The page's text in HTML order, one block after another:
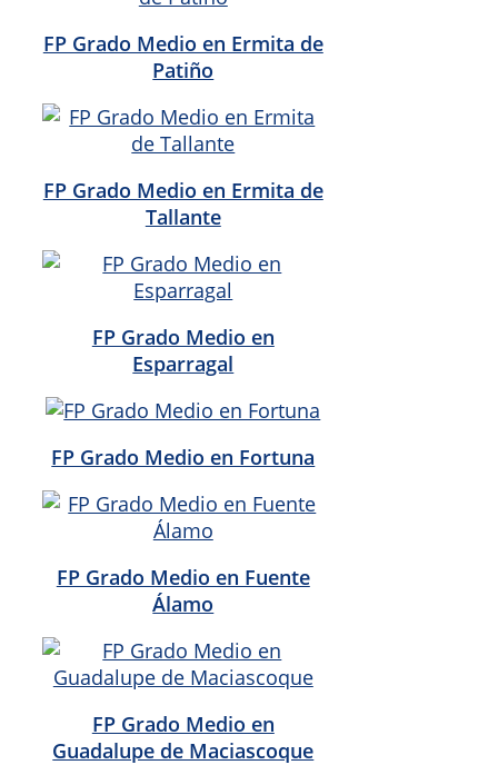
FP Grado Medio en Ermita de
Patiño
FP Grado Medio en Ermita de
Tallante
FP Grado Medio en
Esparragal
FP Grado Medio en Fortuna
FP Grado Medio en Fuente
Álamo
FP Grado Medio en
Guadalupe de Maciascoque